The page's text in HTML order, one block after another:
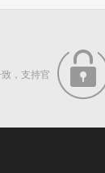
，支持官